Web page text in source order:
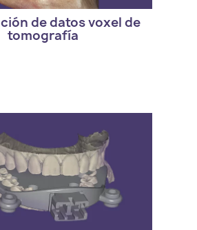
de datos voxel de
tomografía
de exocad. DentalCAD